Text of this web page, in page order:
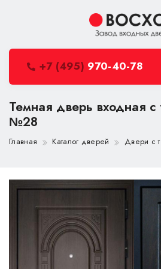
+7 (495) 970-40-78
Темная дверь входная
№28
Главная Каталог дверей Двери с